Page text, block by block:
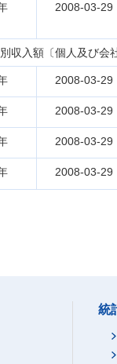
2008-03-29
収入額〔個人及び会
2008-03-29
2008-03-29
2008-03-29
2008-03-29
統